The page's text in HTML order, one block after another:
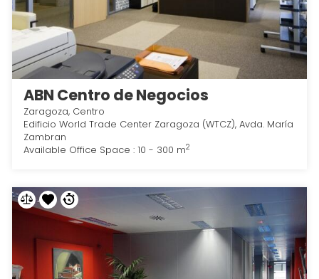
ABN Centro de Negocios
Zaragoza, Centro
Edificio World Trade Center Zaragoza (WTCZ), Avda. María
Zambran
Available Office Space : 10 - 300 m2